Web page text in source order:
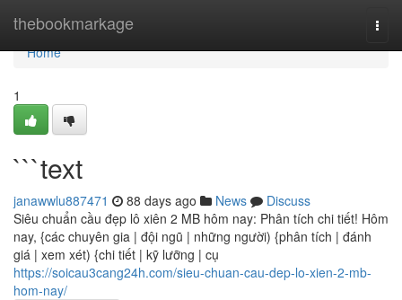
thebookmarkage
Home
Home
1
```text
janawwlu887471 88 days ago News
Discuss
Siêu chuẩn cầu đẹp lô xiên 2 MB hôm nay: Phân tích chi tiết! Hôm
nay, {các chuyên gia | đội ngũ | những người) {phân tích | đánh
giá | xem xét) {chi tiết | kỹ lưỡng | cụ
https://soicau3cang24h.com/sieu-chuan-cau-dep-lo-xien-2-mb-
hom-nay/